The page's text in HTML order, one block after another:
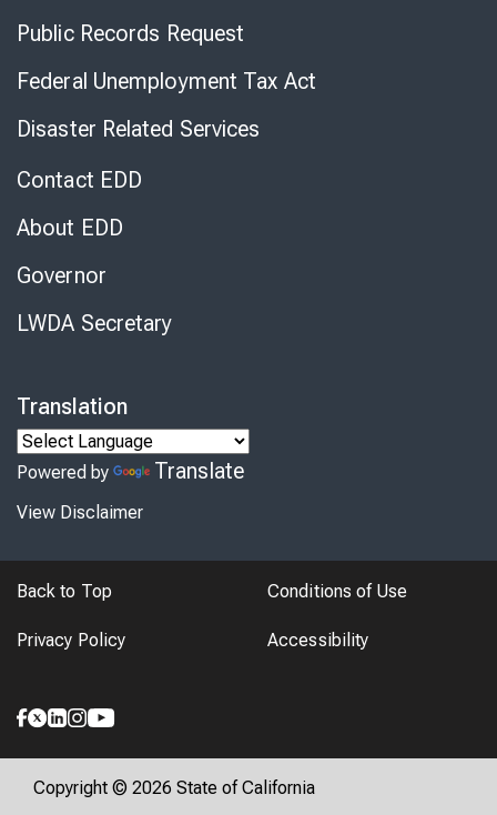
Public Records Request
Federal Unemployment Tax Act
Disaster Related Services
Contact EDD
About EDD
Governor
LWDA Secretary
Translation
Powered by Translate
View Disclaimer
Back to Top Conditions of Use
Privacy Policy Accessibility
Copyright © 2026 State of California